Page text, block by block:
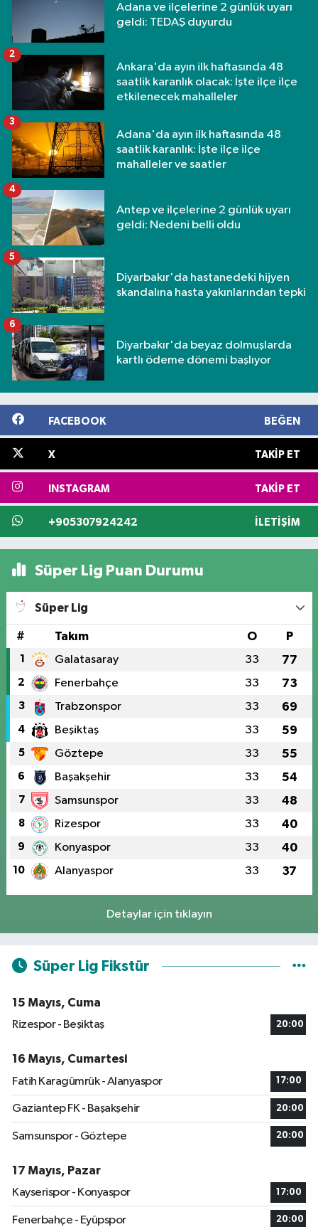
Adana ve ilçelerine 2 günlük uyarı
geldi: TEDAŞ duyurdu
Ankara'da ayın ilk haftasında 48
saatlik karanlık olacak: İşte ilçe ilçe
etkilenecek mahalleler
2
Adana'da ayın ilk haftasında 48
saatlik karanlık: İşte ilçe ilçe
mahalleler ve saatler
3
Antep ve ilçelerine 2 günlük uyarı
geldi: Nedeni belli oldu
4
Diyarbakır'da hastanedeki hijyen
skandalına hasta yakınlarından tepki
5
Diyarbakır'da beyaz dolmuşlarda
kartlı ödeme dönemi başlıyor
6
FACEBOOK BEĞEN
X TAKIP ET
INSTAGRAM TAKIP ET
+905307924242 İLETIŞIM
Süper Lig Puan Durumu
Süper Lig
# Takım O P
1 Galatasaray 33 77
2 Fenerbahçe 33 73
3 Trabzonspor 33 69
4 Beşiktaş 33 59
5 Göztepe 33 55
6 Başakşehir 33 54
7 Samsunspor 33 48
8 Rizespor 33 40
9 Konyaspor 33 40
10 Alanyaspor 33 37
Detaylar için tıklayın
Süper Lig Fikstür
15 Mayıs, Cuma
Rizespor - Beşiktaş
20:00
16 Mayıs, Cumartesi
Fatih Karagümrük - Alanyaspor
17:00
Gaziantep FK - Başakşehir 20:00
Samsunspor - Göztepe 20:00
17 Mayıs, Pazar
Kayserispor - Konyaspor
17:00
Fenerbahçe - Eyüpspor 20:00